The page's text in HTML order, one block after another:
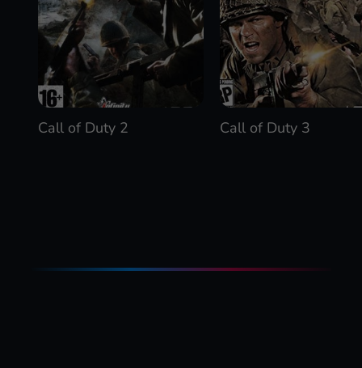
Call of Duty 2 Call of Duty 3